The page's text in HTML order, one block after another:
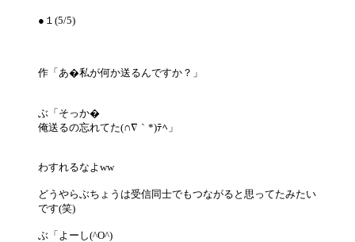
●１(5/5)
作「あ�私が何か送るんですか？」
ぶ「そっか�
俺送るの忘れてた(∩∇｀*)ﾃﾍ」
わすれるなよww
どうやらぶちょうは受信同士でもつながると思ってたみたい
です(笑)
ぶ「よーし(^O^)